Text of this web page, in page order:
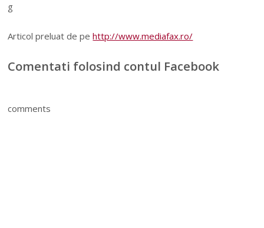
Articol preluat de pehttp://www.mediafax.ro/
Comentati folosind contul Facebook
comments